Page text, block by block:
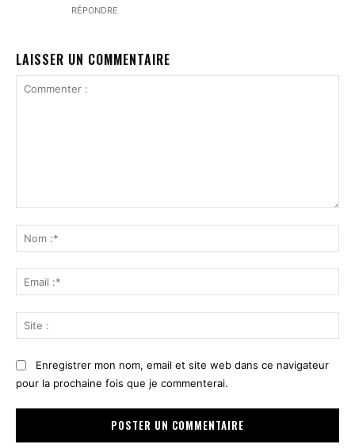
RÉPONDRE
LAISSER UN COMMENTAIRE
:*
:*
:
Enregistrer mon nom, email et site web dans ce navigateur
pour la prochaine fois que je commenterai.